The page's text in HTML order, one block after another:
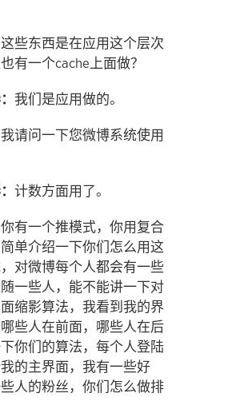
东西是在应用这个层次
有一个cache上面做？
我们是应用做的。
我请问一下您微博系统使用
计数方面用了。
你有一个推模式，你用复合
单介绍一下你们怎么用这
对微博每个人都会有一些
一些人，能不能讲一下对
缩影算法，我看到我的界
些人在前面，哪些人在后
你们的算法，每个人登陆
的主界面，我有一些好
人的粉丝，你们怎么做排